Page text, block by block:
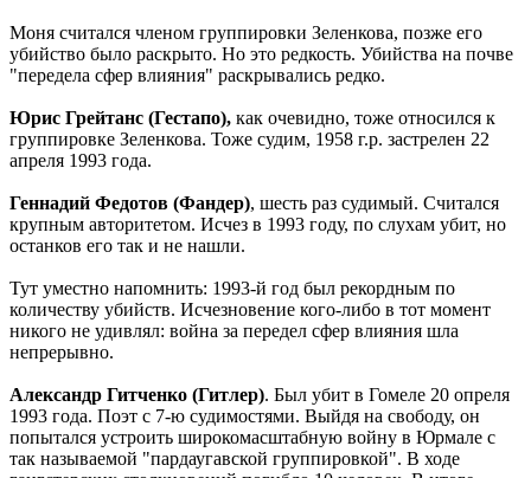
Моня считался членом группировки Зеленкова, позже его
убийство было раскрыто. Но это редкость. Убийства на почве
"передела сфер влияния" раскрывались редко.
Юрис Грейтанс (Гестапо), как очевидно, тоже относился к
группировке Зеленкова. Тоже судим, 1958 г.р. застрелен 22
апреля 1993 года.
Геннадий Федотов (Фандер), шесть раз судимый. Считался
крупным авторитетом. Исчез в 1993 году, по слухам убит, но
останков его так и не нашли.
Тут уместно напомнить: 1993-й год был рекордным по
количеству убийств. Исчезновение кого-либо в тот момент
никого не удивлял: война за передел сфер влияния шла
непрерывно.
Александр Гитченко (Гитлер). Был убит в Гомеле 20 опреля
1993 года. Поэт с 7-ю судимостями. Выйдя на свободу, он
попытался устроить широкомасштабную войну в Юрмале с
так называемой "пардаугавской группировкой". В ходе